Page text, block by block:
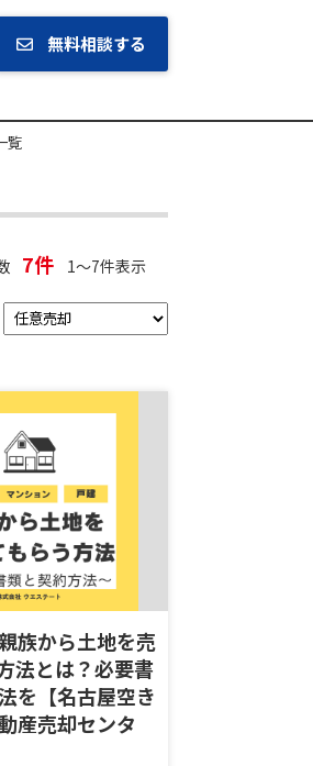
無料相談する
覧
7件 1～7件表示
族から土地を売
法とは？必要書
を【名古屋空き
産売却センタ